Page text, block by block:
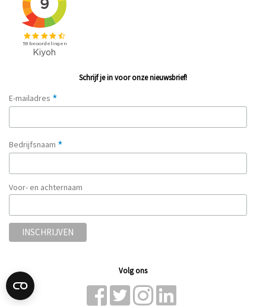
Schrijf je in voor onze nieuwsbrief!
E-mailadres *
Bedrijfsnaam *
Voor- en achternaam
Volg ons